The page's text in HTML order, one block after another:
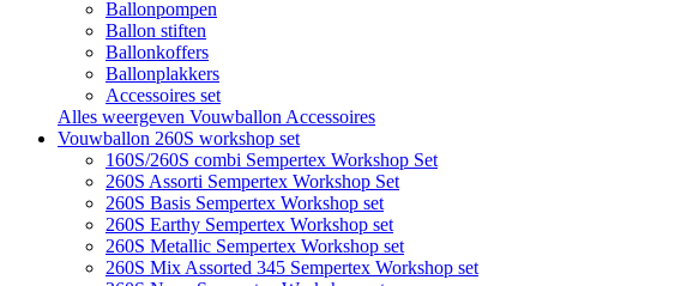
Ballonpompen
Ballon stiften
Ballonkoffers
Ballonplakkers
Accessoires set
Alles weergeven Vouwballon Accessoires
Vouwballon 260S workshop set
160S/260S combi Sempertex Workshop Set
260S Assorti Sempertex Workshop Set
260S Basis Sempertex Workshop set
260S Earthy Sempertex Workshop set
260S Metallic Sempertex Workshop set
260S Mix Assorted 345 Sempertex Workshop set